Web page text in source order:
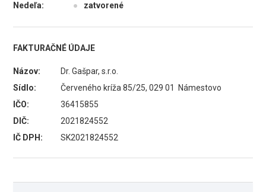
Nedeľa:
● zatvorené
FAKTURAČNÉ ÚDAJE
Názov:
Dr. Gašpar, s.r.o.
Sídlo:
Červeného kríža 85/25, 029 01 Námestovo
IČO:
36415855
DIČ:
2021824552
IČ DPH:
SK2021824552